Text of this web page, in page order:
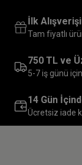
İlk
Tam fiyatlı
750 TL ve
5-7 iş günü
14 Gün
Ücretsiz iade